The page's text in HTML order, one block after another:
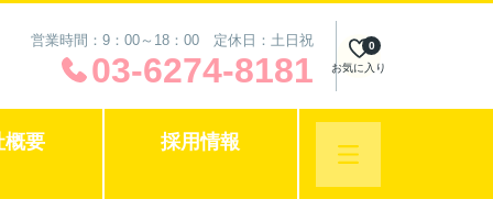
営業時間：9：00～18：00 定休日：土日祝
03-6274-8181 お気に入り
0
概要 採用情報